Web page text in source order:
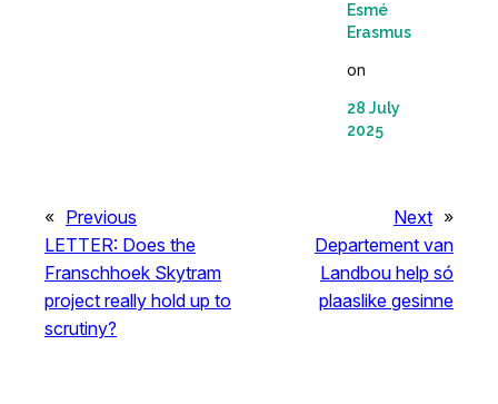
Esmé
Erasmus
on
28 July
2025
« Previous
LETTER: Does the
Franschhoek Skytram
project really hold up to
scrutiny?
Next »
Departement van
Landbou help só
plaaslike gesinne